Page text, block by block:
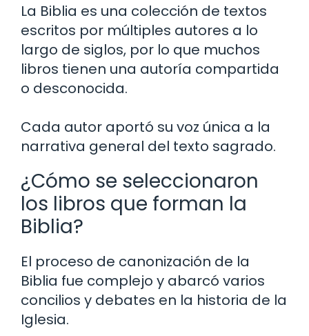
La Biblia es una colección de textos
escritos por múltiples autores a lo
largo de siglos, por lo que muchos
libros tienen una autoría compartida
o desconocida.
Cada autor aportó su voz única a la
narrativa general del texto sagrado.
¿Cómo se seleccionaron
los libros que forman la
Biblia?
El proceso de canonización de la
Biblia fue complejo y abarcó varios
concilios y debates en la historia de la
Iglesia.